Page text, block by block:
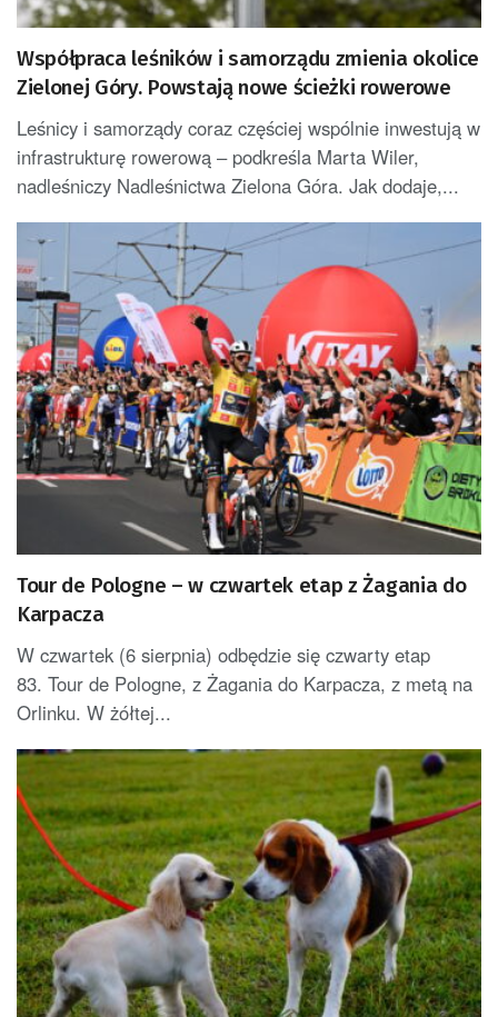
Współpraca leśników i samorządu zmienia okolice
Zielonej Góry. Powstają nowe ścieżki rowerowe
Leśnicy i samorządy coraz częściej wspólnie inwestują w
infrastrukturę rowerową – podkreśla Marta Wiler,
nadleśniczy Nadleśnictwa Zielona Góra. Jak dodaje,...
Tour de Pologne – w czwartek etap z Żagania do
Karpacza
W czwartek (6 sierpnia) odbędzie się czwarty etap
83. Tour de Pologne, z Żagania do Karpacza, z metą na
Orlinku. W żółtej...